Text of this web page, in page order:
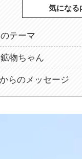
気になる
テーマ
物ちゃん
らのメッセージ